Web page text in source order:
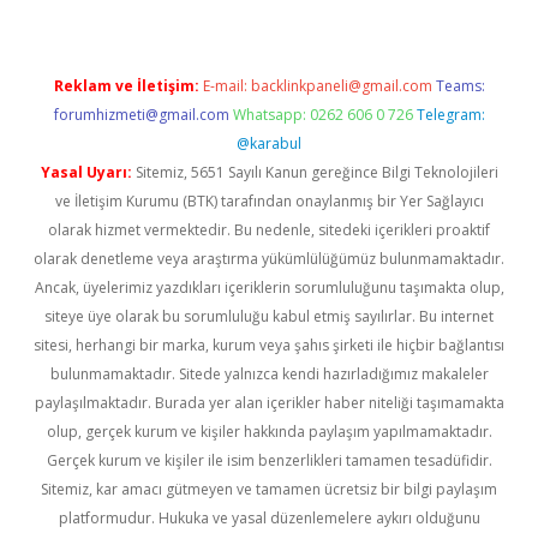
Reklam ve İletişim: E-mail: backlinkpaneli@gmail.com Teams:
forumhizmeti@gmail.com Whatsapp: 0262 606 0 726 Telegram:
@karabul
Yasal Uyarı: Sitemiz, 5651 Sayılı Kanun gereğince Bilgi Teknolojileri
ve İletişim Kurumu (BTK) tarafından onaylanmış bir Yer Sağlayıcı
olarak hizmet vermektedir. Bu nedenle, sitedeki içerikleri proaktif
olarak denetleme veya araştırma yükümlülüğümüz bulunmamaktadır.
Ancak, üyelerimiz yazdıkları içeriklerin sorumluluğunu taşımakta olup,
siteye üye olarak bu sorumluluğu kabul etmiş sayılırlar. Bu internet
sitesi, herhangi bir marka, kurum veya şahıs şirketi ile hiçbir bağlantısı
bulunmamaktadır. Sitede yalnızca kendi hazırladığımız makaleler
paylaşılmaktadır. Burada yer alan içerikler haber niteliği taşımamakta
olup, gerçek kurum ve kişiler hakkında paylaşım yapılmamaktadır.
Gerçek kurum ve kişiler ile isim benzerlikleri tamamen tesadüfidir.
Sitemiz, kar amacı gütmeyen ve tamamen ücretsiz bir bilgi paylaşım
platformudur. Hukuka ve yasal düzenlemelere aykırı olduğunu